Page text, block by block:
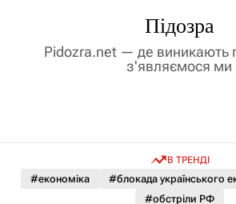
Підозра
Pidozra.net — де виникають
з'являємося ми
В ТРЕНДІ
#економіка #блокада українського
#обстріли РФ